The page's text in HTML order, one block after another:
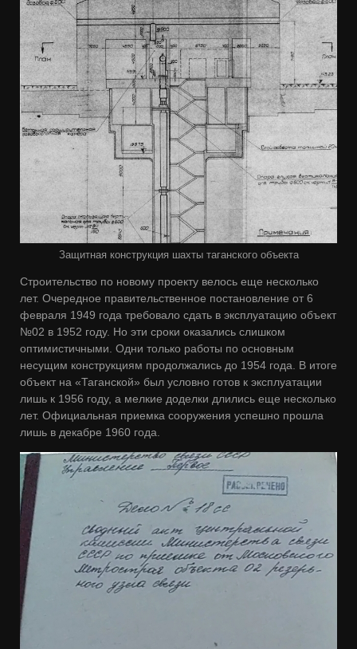
Защитная конструкция шахты таганского объекта
Строительство по новому проекту велось еще несколько
лет. Очередное правительственное постановление от 6
февраля 1949 года требовало сдать в эксплуатацию объект
№02 в 1952 году. Но эти сроки оказались слишком
оптимистичными. Одни только работы по основным
несущим конструкциям продолжались до 1954 года. В итоге
объект на «Таганской» был условно готов к эксплуатации
лишь к 1956 году, а мелкие доделки длились еще несколько
лет. Официальная приемка сооружения успешно прошла
лишь в декабре 1960 года.